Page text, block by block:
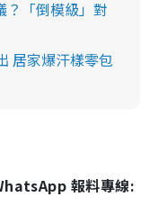
？「倒模級」對
居家爆汗樣零包
報料專線: